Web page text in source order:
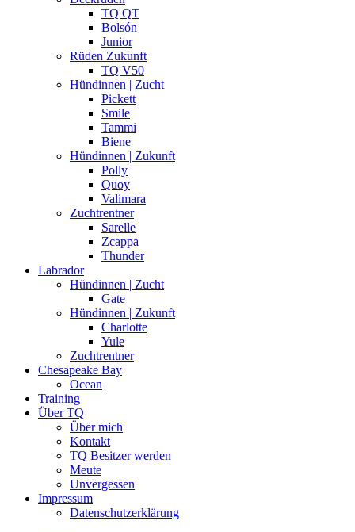
TQ QT
Bolsón
Junior
Rüden Zukunft
TQ V50
Hündinnen | Zucht
Pickett
Smile
Tammi
Biene
Hündinnen | Zukunft
Polly
Quoy
Valimara
Zuchtrentner
Sarelle
Zcappa
Thunder
Labrador
Hündinnen | Zucht
Gate
Hündinnen | Zukunft
Charlotte
Yule
Zuchtrentner
Chesapeake Bay
Ocean
Training
Über TQ
Über mich
Kontakt
TQ Besitzer werden
Meute
Unvergessen
Impressum
Datenschutzerklärung